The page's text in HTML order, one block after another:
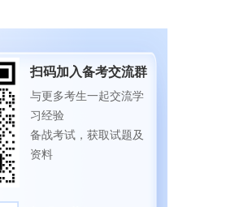
扫码加入备考交流群
与更多考生一起交流学
习经验
备战考试，获取试题及
资料